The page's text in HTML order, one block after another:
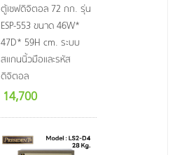
ตู้เซฟดิจิตอล 72 กก. รุ่น
ESP-553 ขนาด 46W*
47D* 59H cm. ระบบ
สแกนนิ้วมือและรหัส
ดิจิตอล
14,700